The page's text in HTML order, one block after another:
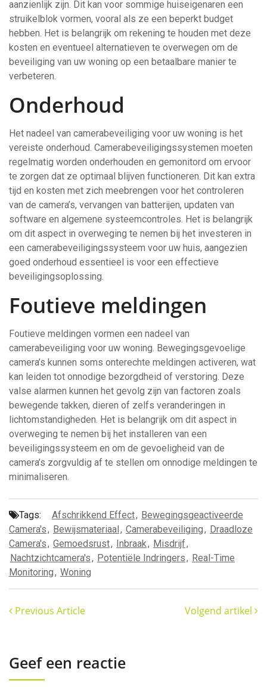
aanzienlijk zijn. Dit kan voor sommige huiseigenaren een
struikelblok vormen, vooral als ze een beperkt budget
hebben. Het is belangrijk om rekening te houden met deze
kosten en eventueel alternatieven te overwegen om de
beveiliging van uw woning op een betaalbare manier te
verbeteren.
Onderhoud
Het nadeel van camerabeveiliging voor uw woning is het
vereiste onderhoud. Camerabeveiligingssystemen moeten
regelmatig worden onderhouden en gemonitord om ervoor
te zorgen dat ze optimaal blijven functioneren. Dit kan extra
tijd en kosten met zich meebrengen voor het controleren
van de camera’s, vervangen van batterijen, updaten van
software en algemene systeemcontroles. Het is belangrijk
om dit aspect in overweging te nemen bij het investeren in
een camerabeveiligingssysteem voor uw huis, aangezien
goed onderhoud essentieel is voor een effectieve
beveiligingsoplossing.
Foutieve meldingen
Foutieve meldingen vormen een nadeel van
camerabeveiliging voor uw woning. Bewegingsgevoelige
camera’s kunnen soms onterechte meldingen activeren, wat
kan leiden tot onnodige bezorgdheid of verstoring. Deze
valse alarmen kunnen het gevolg zijn van factoren zoals
bewegende takken, dieren of zelfs veranderingen in
lichtomstandigheden. Het is belangrijk om dit aspect in
overweging te nemen bij het installeren van een
beveiligingssysteem en om de gevoeligheid van de
camera’s zorgvuldig af te stellen om onnodige meldingen te
minimaliseren.
Tags: Afschrikkend Effect, Bewegingsgeactiveerde
Camera's, Bewijsmateriaal, Camerabeveiliging, Draadloze
Camera's, Gemoedsrust, Inbraak, Misdrijf,
Nachtzichtcamera's, Potentiële Indringers, Real-Time
Monitoring, Woning
Previous Article Volgend artikel
Geef een reactie